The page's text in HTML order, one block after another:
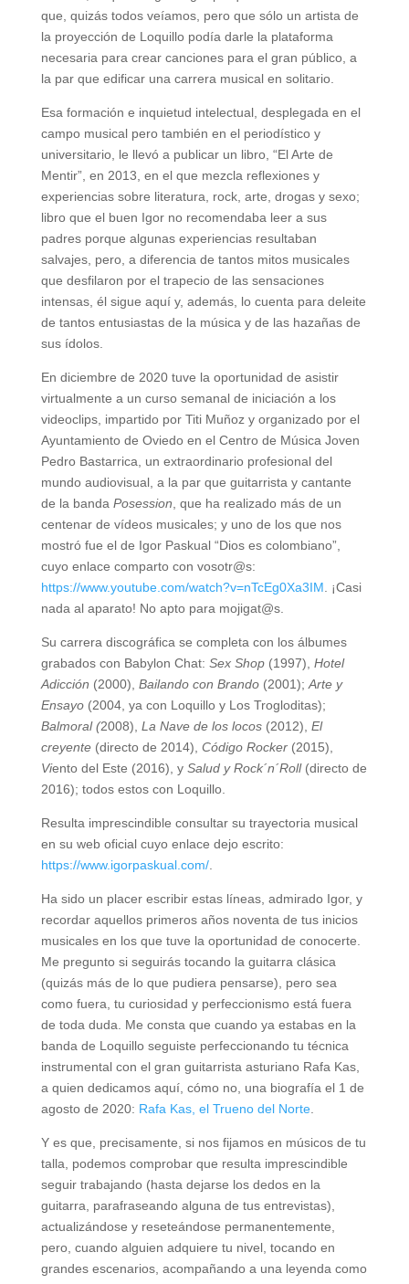
que, quizás todos veíamos, pero que sólo un artista de
la proyección de Loquillo podía darle la plataforma
necesaria para crear canciones para el gran público, a
la par que edificar una carrera musical en solitario.
Esa formación e inquietud intelectual, desplegada en el
campo musical pero también en el periodístico y
universitario, le llevó a publicar un libro, “El Arte de
Mentir”, en 2013, en el que mezcla reflexiones y
experiencias sobre literatura, rock, arte, drogas y sexo;
libro que el buen Igor no recomendaba leer a sus
padres porque algunas experiencias resultaban
salvajes, pero, a diferencia de tantos mitos musicales
que desfilaron por el trapecio de las sensaciones
intensas, él sigue aquí y, además, lo cuenta para deleite
de tantos entusiastas de la música y de las hazañas de
sus ídolos.
En diciembre de 2020 tuve la oportunidad de asistir
virtualmente a un curso semanal de iniciación a los
videoclips, impartido por Titi Muñoz y organizado por el
Ayuntamiento de Oviedo en el Centro de Música Joven
Pedro Bastarrica, un extraordinario profesional del
mundo audiovisual, a la par que guitarrista y cantante
de la banda Posession , que ha realizado más de un
centenar de vídeos musicales; y uno de los que nos
mostró fue el de Igor Paskual “Dios es colombiano”,
cuyo enlace comparto con vosotr@s:
https://www.youtube.com/watch?v=nTcEg0Xa3IM . ¡Casi
nada al aparato! No apto para mojigat@s.
Su carrera discográfica se completa con los álbumes
grabados con Babylon Chat: Sex Shop(1997), Hotel
Adicción (2000), Bailando con Brando(2001); Arte y
Ensayo(2004, ya con Loquillo y Los Trogloditas);
Balmoral (2008), La Nave de los locos(2012), El
creyente (directo de 2014), Código Rocker(2015),
Viento del Este (2016), y Salud y Rock´n´Roll(directo de
2016); todos estos con Loquillo.
Resulta imprescindible consultar su trayectoria musical
en su web oficial cuyo enlace dejo escrito:
https://www.igorpaskual.com/.
Ha sido un placer escribir estas líneas, admirado Igor, y
recordar aquellos primeros años noventa de tus inicios
musicales en los que tuve la oportunidad de conocerte.
Me pregunto si seguirás tocando la guitarra clásica
(quizás más de lo que pudiera pensarse), pero sea
como fuera, tu curiosidad y perfeccionismo está fuera
de toda duda. Me consta que cuando ya estabas en la
banda de Loquillo seguiste perfeccionando tu técnica
instrumental con el gran guitarrista asturiano Rafa Kas,
a quien dedicamos aquí, cómo no, una biografía el 1 de
agosto de 2020: Rafa Kas, el Trueno del Norte.
Y es que, precisamente, si nos fijamos en músicos de tu
talla, podemos comprobar que resulta imprescindible
seguir trabajando (hasta dejarse los dedos en la
guitarra, parafraseando alguna de tus entrevistas),
actualizándose y reseteándose permanentemente,
pero, cuando alguien adquiere tu nivel, tocando en
grandes escenarios, acompañando a una leyenda como